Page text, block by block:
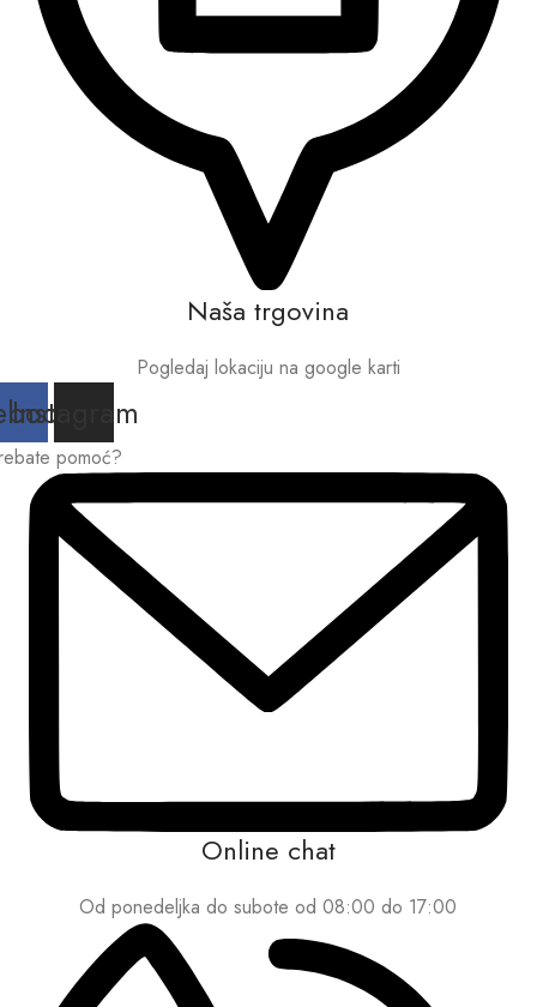
Naša trgovina
Pogledaj lokaciju na google karti
Instagram
pomoć?
Online chat
Od ponedeljka do subote od 08:00 do 17:00